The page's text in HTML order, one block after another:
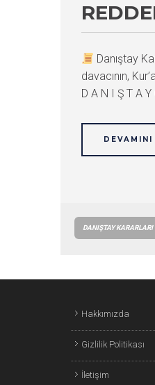
Danıştay
davacının,
D A N I Ş T A
DEVAMINI
DANIŞTAY KARARLARI
Hakkımızda
Gizlilik Politikası
İletişim